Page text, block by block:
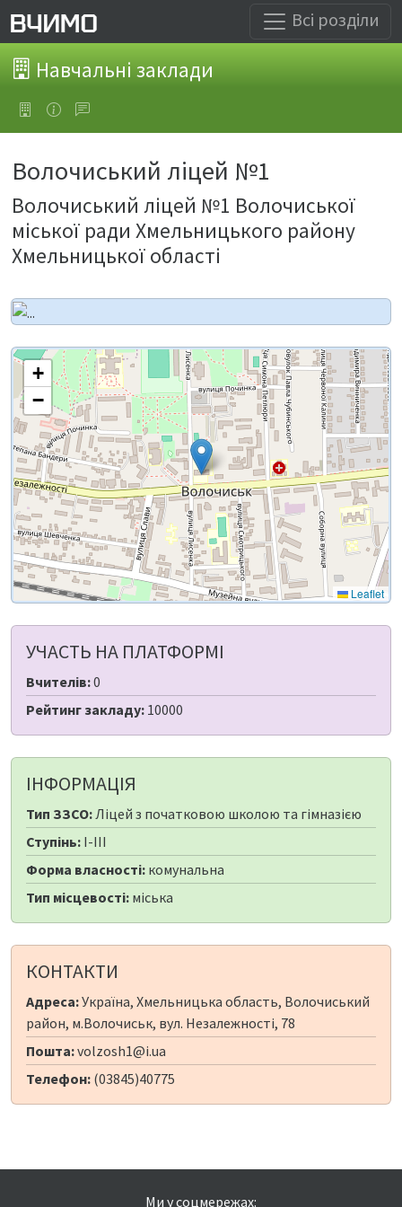
Всі розділи
Навчальні заклади
Волочиський ліцей №1
Волочиський ліцей №1 Волочиської
міської ради Хмельницького району
Хмельницької області
+
−
Leaflet
УЧАСТЬ НА ПЛАТФОРМІ
Вчителів:0
Рейтинг закладу: 10000
ІНФОРМАЦІЯ
Тип ЗЗСО:Ліцей з початковою школою та гімназією
Ступінь: I-III
Форма власності: комунальна
Тип місцевості: міська
КОНТАКТИ
Адреса:Україна, Хмельницька область, Волочиський
район, м.Волочиськ, вул. Незалежності, 78
Пошта:volzosh1@i.ua
Телефон: (03845)40775
Ми у соцмережах: